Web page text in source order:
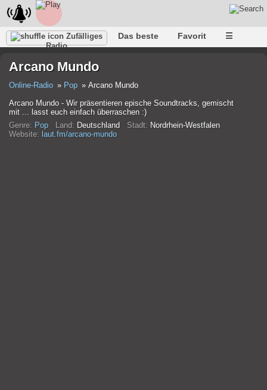
Zufälliges
Radio
Das beste Favorit ☰
Arcano Mundo
Online-Radio Pop
Arcano Mundo
Arcano Mundo - Wir präsentieren epische Soundtracks, gemischt
mit ... lasst euch einfach überraschen :)
Genre: Pop Land: Deutschland Stadt: Nordrhein-Westfalen
Website: laut.fm/arcano-mundo